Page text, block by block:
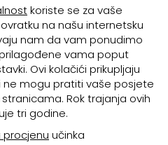
koriste se za vaše
na našu internetsku
nam da vam ponudimo
vama poput
Ovi kolačići prikupljaju
mogu pratiti vaše posjete
Rok trajanja ovih
tri godine.
procjenu učinka